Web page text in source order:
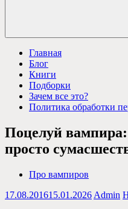
Главная
Блог
Книги
Подборки
Зачем все это?
Политика обработки
Поцелуй
просто
Про вампиров
17.08.201615.01.2026 Admin